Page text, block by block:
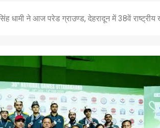
धामी ने आज परेड ग्राउण्ड, देहरादून में 38वें